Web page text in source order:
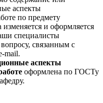
аспекты
по предмету
и оформляется
специалисты
связанным с
mail.
аспекты
оформлена по ГОСТу